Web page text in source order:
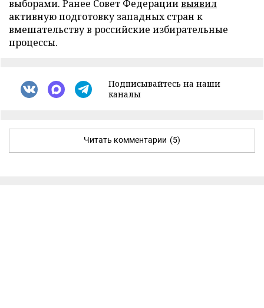
выборами. Ранее Совет Федерациивыявил
активную подготовку западных стран к
вмешательству в российские избирательные
процессы.
Подписывайтесь на наши
каналы
Читать комментарии (5)